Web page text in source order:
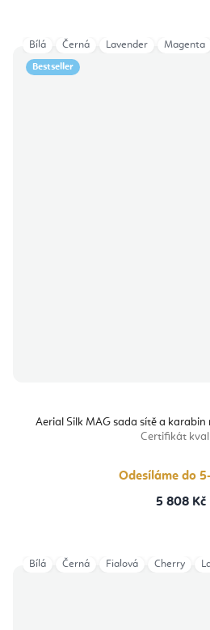
Bestseller
Aerial Silk MAG sada sítě a karabin
Certifikát
Odesíláme do
5 808 Kč
Bílá Černá Lavender Magenta
Bílá Černá Fialová Cherry